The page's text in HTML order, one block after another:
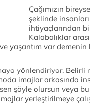
Çağımızın
şeklinde
ihtiyaçlarından
Kalabalıklar
yaşantım var
yönlendiriyor. Belirli
imajlar arkasında
şöyle olursun veya
yerleştirilmeye